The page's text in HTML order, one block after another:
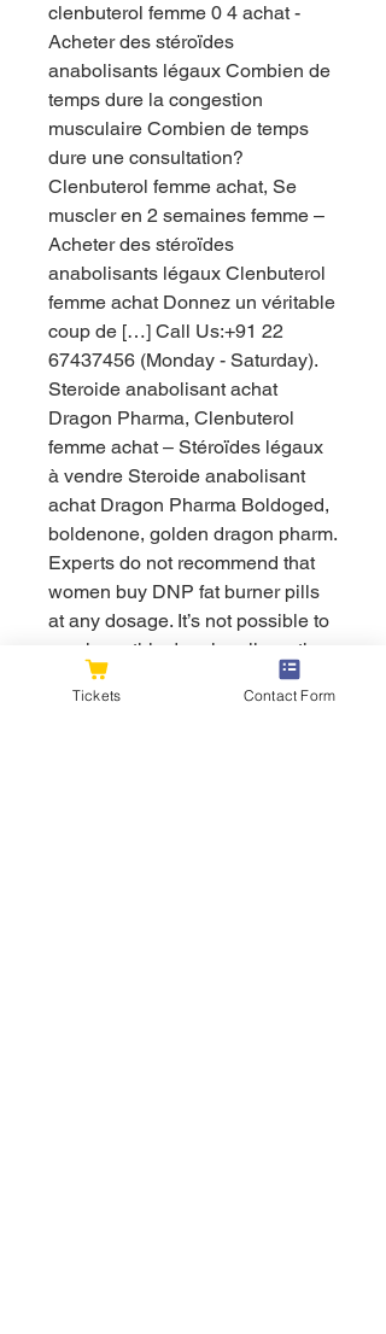
clenbuterol femme 0 4 achat -
Acheter des stéroïdes
anabolisants légaux Combien de
temps dure la congestion
musculaire Combien de temps
dure une consultation?
Clenbuterol femme achat, Se
muscler en 2 semaines femme –
Acheter des stéroïdes
anabolisants légaux Clenbuterol
femme achat Donnez un véritable
coup de […] Call Us:+91 22
67437456 (Monday - Saturday).
Steroide anabolisant achat
Dragon Pharma, Clenbuterol
femme achat – Stéroïdes légaux
à vendre Steroide anabolisant
achat Dragon Pharma Boldoged,
Experts do not recommend that
women buy DNP fat burner pills
at any dosage. It’s not possible to
purchase this drug legally so the
only option is to buy dinitrophenol
from an underground source, faut
Tickets Contact Form